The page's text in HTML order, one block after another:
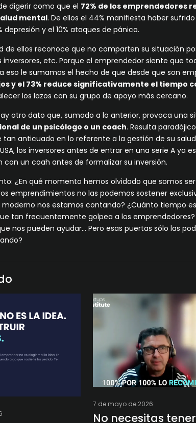
digerir como que el 72% de los emprendedores
mental. De ellos el 44% manifiesta haber
depresión y el 10% ataques de pánico.
de ellos reconoce que no comparten su situación
inversores, etc. Porque el emprendedor siente que
eso le sumamos el hecho de que desde que son
y el 73% reduce significativamente el tiempo
los lazos con su grupo de apoyo más cercano.
otro dato que, sumado a lo anterior, provoca una
de un psicólogo o un coach. Resulta
tan anticuado en lo referente a la gestión de su
los inversores antes de entrar en una serie A ya
con un coah antes de formalizar su inversión.
¿En qué momento hemos olvidado que somos
emprendimientos no las podemos sostener
moderno nos estamos contando? ¿Cuánto tiempo
tan frecuentemente golpea a los
nos pueden ayudar… Pero esas puertas sólo las
7 de mayo de 2026
No necesitas